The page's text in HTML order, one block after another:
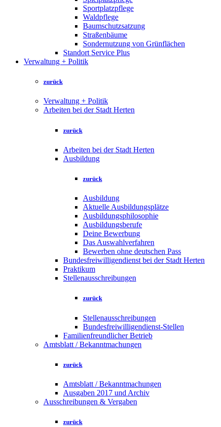
Sportplatzpflege
Waldpflege
Baumschutzsatzung
Straßenbäume
Sondernutzung von Grünflächen
Standort Service Plus
Verwaltung + Politik
zurück
Verwaltung + Politik
Arbeiten bei der Stadt Herten
zurück
Arbeiten bei der Stadt Herten
Ausbildung
zurück
Ausbildung
Aktuelle Ausbildungsplätze
Ausbildungsphilosophie
Ausbildungsberufe
Deine Bewerbung
Das Auswahlverfahren
Bewerben ohne deutschen Pass
Bundesfreiwilligendienst bei der Stadt Herten
Praktikum
Stellenausschreibungen
zurück
Stellenausschreibungen
Bundesfreiwilligendienst-Stellen
Familienfreundlicher Betrieb
Amtsblatt / Bekanntmachungen
zurück
Amtsblatt / Bekanntmachungen
Ausgaben 2017 und Archiv
Ausschreibungen & Vergaben
zurück